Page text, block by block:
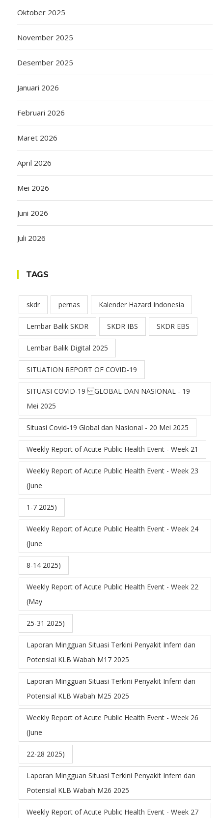
Oktober 2025
November 2025
Desember 2025
Januari 2026
Februari 2026
Maret 2026
April 2026
Mei 2026
Juni 2026
Juli 2026
TAGS
skdr pernas Kalender Hazard Indonesia
Lembar Balik SKDR SKDR IBS SKDR EBS
Lembar Balik Digital 2025
SITUATION REPORT OF COVID-19
SITUASI COVID-19 GLOBAL DAN NASIONAL - 19
Mei 2025
Situasi Covid-19 Global dan Nasional - 20 Mei 2025
Weekly Report of Acute Public Health Event - Week 21
Weekly Report of Acute Public Health Event - Week 23
(June
1-7 2025)
Weekly Report of Acute Public Health Event - Week 24
(June
8-14 2025)
Weekly Report of Acute Public Health Event - Week 22
(May
25-31 2025)
Laporan Mingguan Situasi Terkini Penyakit Infem dan
Potensial KLB Wabah M17 2025
Laporan Mingguan Situasi Terkini Penyakit Infem dan
Potensial KLB Wabah M25 2025
Weekly Report of Acute Public Health Event - Week 26
(June
22-28 2025)
Laporan Mingguan Situasi Terkini Penyakit Infem dan
Potensial KLB Wabah M26 2025
Weekly Report of Acute Public Health Event - Week 27